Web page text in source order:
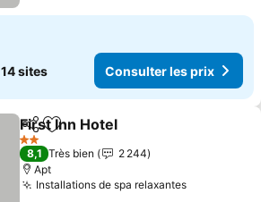
14 sites Consulter les prix
PartagerAjouter à mes favoris
First Inn Hotel
2 Étoiles
8,1 Très bien
2 244
Apt
Installations de spa relaxantesConsulter